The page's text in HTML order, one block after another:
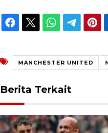
MANCHESTER UNITED
Berita Terkait